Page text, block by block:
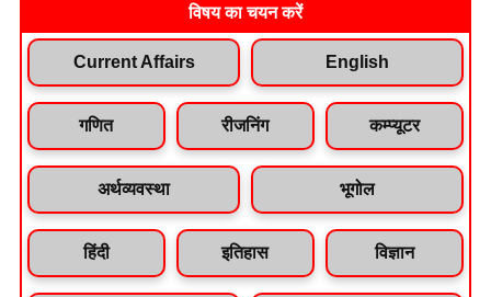
विषय का चयन करें
Current Affairs English
गणित रीजनिंग कम्प्यूटर
अर्थव्यवस्था भूगोल
हिंदी इतिहास विज्ञान